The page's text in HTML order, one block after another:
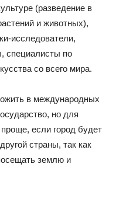
(разведение в
и животных),
исследователи,
специалисты по
со всего мира.
в международных
но для
если город будет
страны, так как
землю и